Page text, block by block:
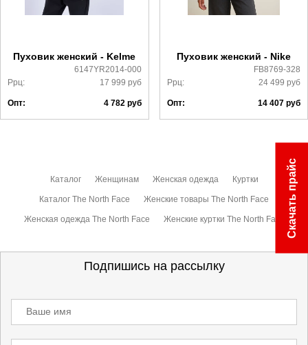
Более детально с условиями доставки и оплаты можно
Пуховик женский - Kelme
6147YR2014-000
Ррц:
17 999 руб
Опт: 4 782руб
Пуховик женский - Nike
FB8769-328
Ррц:
24 499 руб
Опт: 14 407 руб
Каталог Женщинам Женская одежда Куртки
Каталог The North Face Женские товары The North Face
Женская одежда The North Face Женские куртки The North Face
Подпишись на рассылку
Ваше имя
Скачать прайс